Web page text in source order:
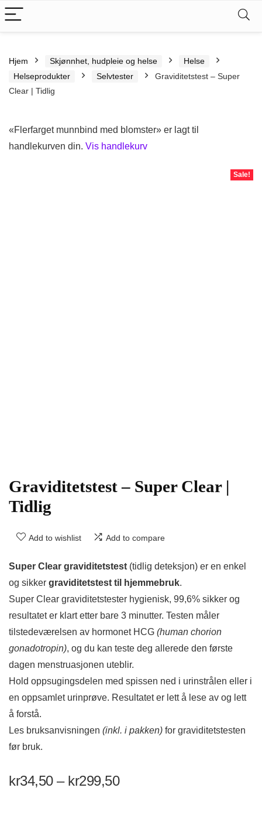
Hjem Skjønnhet, hudpleie og helse
Helse
Helseprodukter
Selvtester
Graviditetstest – Super
Clear | Tidlig
«Flerfarget munnbind med blomster» er lagt til
handlekurven din. Vis handlekurv
Sale!
Graviditetstest – Super Clear |
Tidlig
Add to wishlist Add to compare
Super Clear graviditetstest (tidlig deteksjon) er en enkel
og sikker graviditetstest til hjemmebruk.
Super Clear graviditetstester hygienisk, 99,6% sikker og
resultatet er klart etter bare 3 minutter. Testen måler
tilstedeværelsen av hormonet HCG (human chorion
gonadotropin), og du kan teste deg allerede den første
dagen menstruasjonen uteblir.
Hold oppsugingsdelen med spissen ned i urinstrålen eller i
en oppsamlet urinprøve. Resultatet er lett å lese av og lett
å forstå.
Les bruksanvisningen (inkl. i pakken) for graviditetstesten
før bruk.
kr34,50– kr299,50